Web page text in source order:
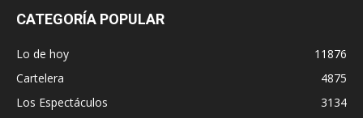
CATEGORÍA POPULAR
Lo de hoy
11876
Cartelera
4875
Los Espectáculos
3134